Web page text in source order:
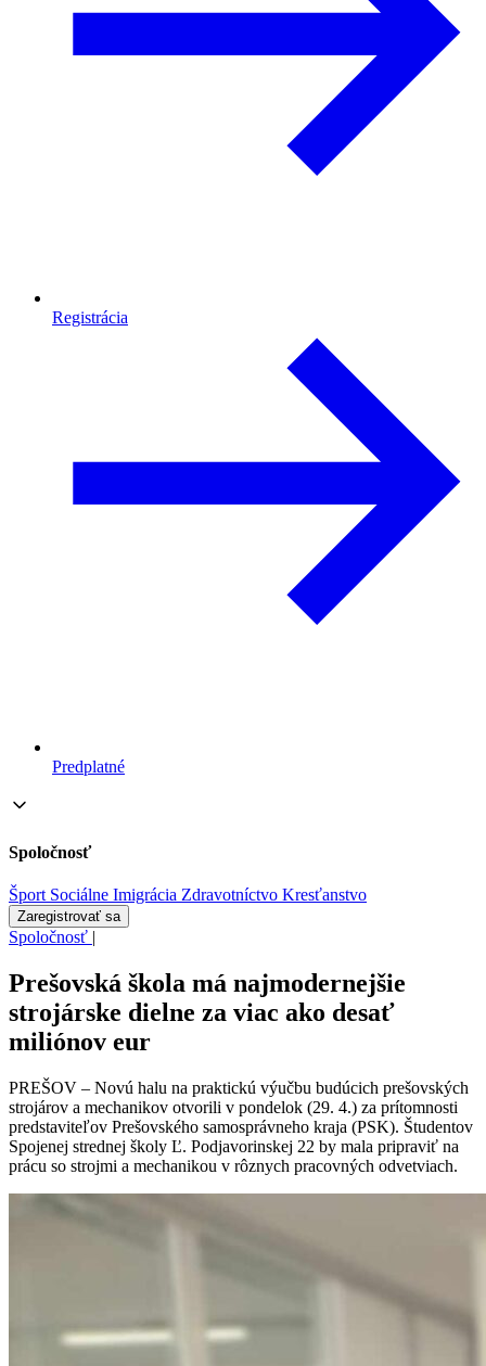
Registrácia
Predplatné
Spoločnosť
Šport Sociálne Imigrácia Zdravotníctvo Kresťanstvo
Zaregistrovať sa
Spoločnosť |
Prešovská škola má najmodernejšie
strojárske dielne za viac ako desať
miliónov eur
PREŠOV – Novú halu na praktickú výučbu budúcich prešovských
strojárov a mechanikov otvorili v pondelok (29. 4.) za prítomnosti
predstaviteľov Prešovského samosprávneho kraja (PSK). Študentov
Spojenej strednej školy Ľ. Podjavorinskej 22 by mala pripraviť na
prácu so strojmi a mechanikou v rôznych pracovných odvetviach.